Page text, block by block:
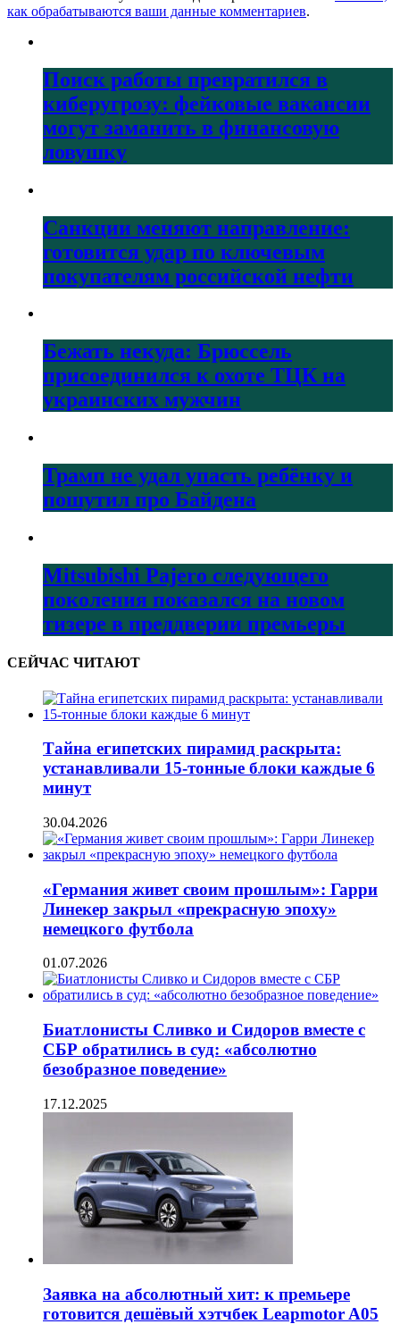
как обрабатываются ваши данные комментариев.
Поиск работы превратился в
киберугрозу: фейковые вакансии
могут заманить в финансовую
ловушку
Санкции меняют направление:
готовится удар по ключевым
покупателям российской нефти
Бежать некуда: Брюссель
присоединился к охоте ТЦК на
украинских мужчин
Трамп не удал упасть ребёнку и
пошутил про Байдена
Mitsubishi Pajero следующего
поколения показался на новом
тизере в преддверии премьеры
СЕЙЧАС ЧИТАЮТ
Тайна египетских пирамид раскрыта:
устанавливали 15-тонные блоки каждые 6
минут
30.04.2026
«Германия живет своим прошлым»: Гарри
Линекер закрыл «прекрасную эпоху»
немецкого футбола
01.07.2026
Биатлонисты Сливко и Сидоров вместе с
СБР обратились в суд: «абсолютно
безобразное поведение»
17.12.2025
Заявка на абсолютный хит: к премьере
готовится дешёвый хэтчбек Leapmotor A05